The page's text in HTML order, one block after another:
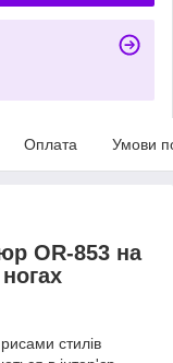
Оплата Умови
OR-853 на
стилів